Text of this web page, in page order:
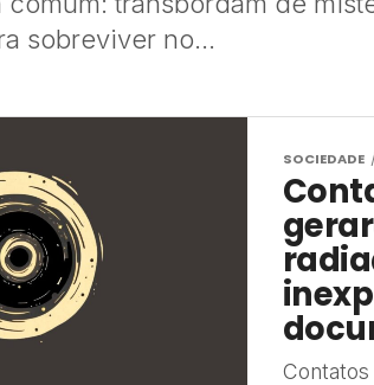
sobreviver no...
SOCIEDADE
Contatos